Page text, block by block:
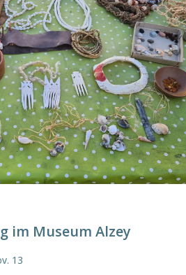
im Museum Alzey
13